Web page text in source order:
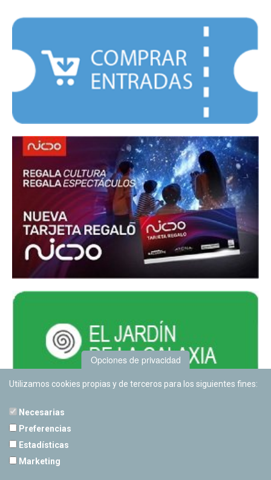
Opciones de privacidad
Utilizamos cookies propias y de terceros para los siguientes fines:
Necesarias
Preferencias
Estadísticas
Marketing